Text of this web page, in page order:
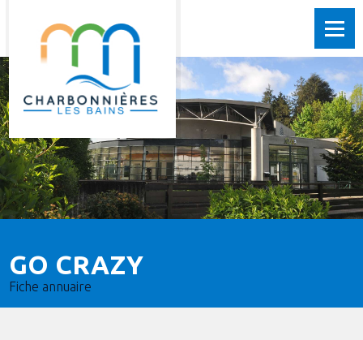
GO CRAZY
Fiche annuaire